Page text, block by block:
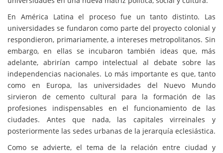
En América Latina el proceso fue un tanto distinto. Las
universidades se fundaron como parte del proyecto colonial y
respondieron, primariamente, a intereses metropolitanos. Sin
embargo, en ellas se incubaron también ideas que, más
adelante, abrirían campo intelectual al debate sobre las
independencias nacionales. Lo más importante es que, tanto
como en Europa, las universidades del Nuevo Mundo
sirvieron de cemento cultural para la formación de las
profesiones indispensables en el funcionamiento de las
ciudades. Antes que nada, las capitales virreinales y
posteriormente las sedes urbanas de la jerarquía eclesiástica.
Como se advierte, el tema de la relación entre ciudad y